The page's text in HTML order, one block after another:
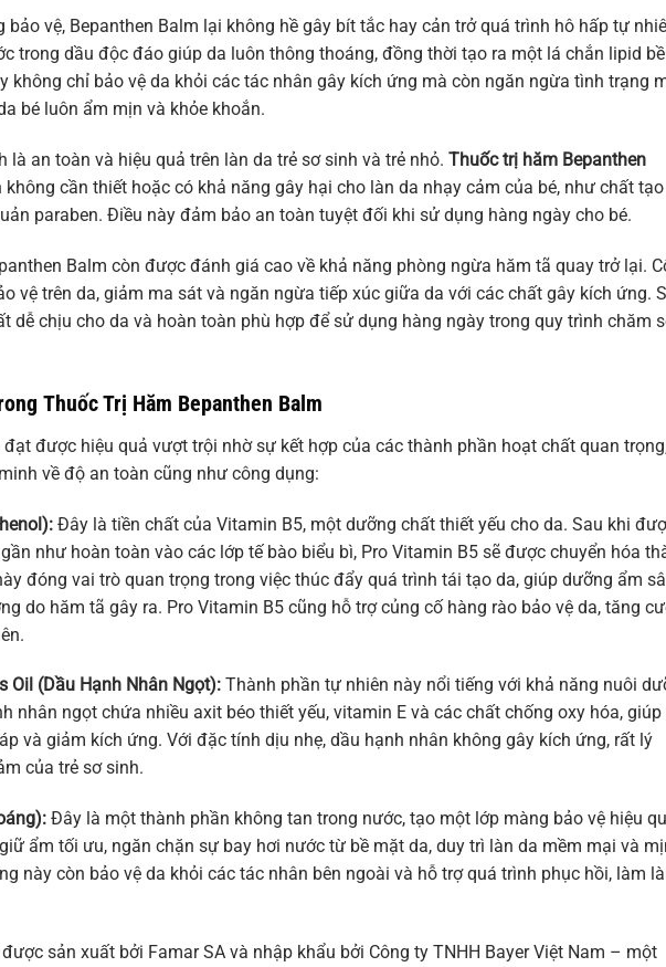
bảo vệ, Bepanthen Balm lại không hề gây bít tắc hay cản trở quá trình hô hấp tự
trong dầu độc đáo giúp da luôn thông thoáng, đồng thời tạo ra một lá chắn lipid
không chỉ bảo vệ da khỏi các tác nhân gây kích ứng mà còn ngăn ngừa tình trạng
bé luôn ẩm mịn và khỏe khoắn.
an toàn và hiệu quả trên làn da trẻ sơ sinh và trẻ nhỏ. Thuốc trị hăm Bepanthen
cần thiết hoặc có khả năng gây hại cho làn da nhạy cảm của bé, như chất tạo
paraben. Điều này đảm bảo an toàn tuyệt đối khi sử dụng hàng ngày cho bé.
Balm còn được đánh giá cao về khả năng phòng ngừa hăm tã quay trở lại.
vệ trên da, giảm ma sát và ngăn ngừa tiếp xúc giữa da với các chất gây kích ứng.
dễ chịu cho da và hoàn toàn phù hợp để sử dụng hàng ngày trong quy trình chăm
Thuốc Trị Hăm Bepanthen Balm
đạt được hiệu quả vượt trội nhờ sự kết hợp của các thành phần hoạt chất quan
về độ an toàn cũng như công dụng:
Đây là tiền chất của Vitamin B5, một dưỡng chất thiết yếu cho da. Sau khi
như hoàn toàn vào các lớp tế bào biểu bì, Pro Vitamin B5 sẽ được chuyển hóa
đóng vai trò quan trọng trong việc thúc đẩy quá trình tái tạo da, giúp dưỡng ẩm
do hăm tã gây ra. Pro Vitamin B5 cũng hỗ trợ củng cố hàng rào bảo vệ da, tăng
Oil (Dầu Hạnh Nhân Ngọt):Thành phần tự nhiên này nổi tiếng với khả năng nuôi
nhân ngọt chứa nhiều axit béo thiết yếu, vitamin E và các chất chống oxy hóa, giúp
và giảm kích ứng. Với đặc tính dịu nhẹ, dầu hạnh nhân không gây kích ứng, rất lý
của trẻ sơ sinh.
Đây là một thành phần không tan trong nước, tạo một lớp màng bảo vệ hiệu
ẩm tối ưu, ngăn chặn sự bay hơi nước từ bề mặt da, duy trì làn da mềm mại và
này còn bảo vệ da khỏi các tác nhân bên ngoài và hỗ trợ quá trình phục hồi, làm
sản xuất bởi Famar SA và nhập khẩu bởi Công ty TNHH Bayer Việt Nam – một